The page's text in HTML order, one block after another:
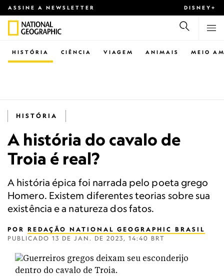
ASSINE A NEWSLETTER DISNEY+
CIÊNCIA VIAGEM ANIMAIS
HISTÓRIA MEIO
HISTÓRIA
A história do cavalo de
Troia é real?
A história épica foi narrada pelo poeta grego
Homero. Existem diferentes teorias sobre sua
existência e a natureza dos fatos.
POR REDAÇÃO NATIONAL GEOGRAPHIC BRASIL
PUBLICADO 13 DE JAN. DE 2023, 14:40 BRT